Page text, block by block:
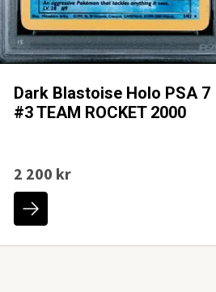
Dark Blastoise Holo PSA 7
#3 TEAM ROCKET 2000
2 200 kr